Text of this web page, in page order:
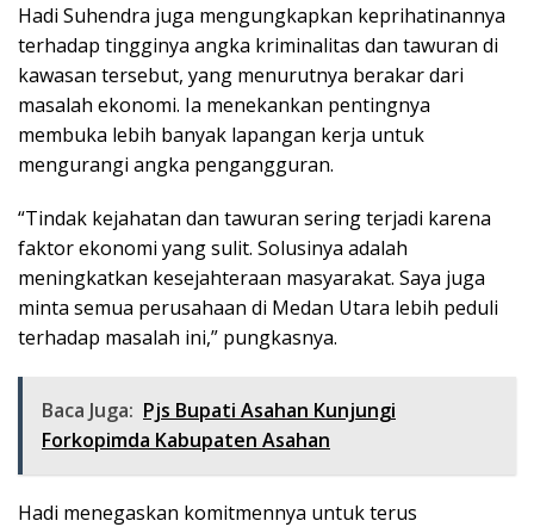
Hadi Suhendra juga mengungkapkan keprihatinannya
terhadap tingginya angka kriminalitas dan tawuran di
kawasan tersebut, yang menurutnya berakar dari
masalah ekonomi. Ia menekankan pentingnya
membuka lebih banyak lapangan kerja untuk
mengurangi angka pengangguran.
“Tindak kejahatan dan tawuran sering terjadi karena
faktor ekonomi yang sulit. Solusinya adalah
meningkatkan kesejahteraan masyarakat. Saya juga
minta semua perusahaan di Medan Utara lebih peduli
terhadap masalah ini,” pungkasnya.
Baca Juga: Pjs Bupati Asahan Kunjungi
Forkopimda Kabupaten Asahan
Hadi menegaskan komitmennya untuk terus